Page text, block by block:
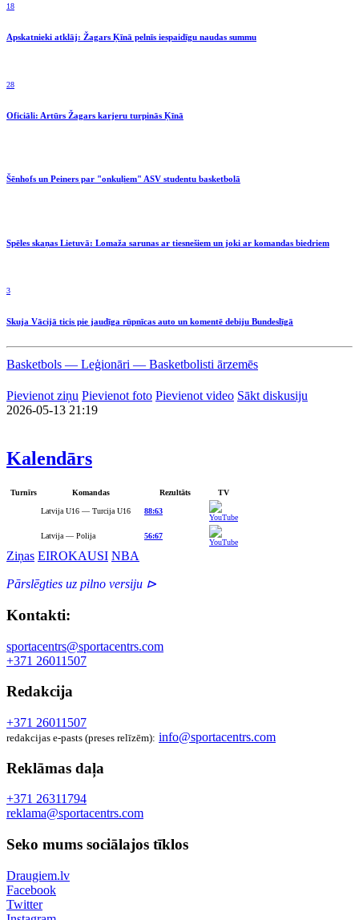
18
Apskatnieki atklāj: Žagars Ķīnā pelnīs iespaidīgu naudas summu
28
Oficiāli: Artūrs Žagars karjeru turpinās Ķīnā
Šēnhofs un Peiners par "onkuļiem" ASV studentu basketbolā
Spēles skaņas Lietuvā: Lomaža sarunas ar tiesnešiem un joki ar komandas biedriem
3
Skuja Vācijā ticis pie jaudīga rūpnīcas auto un komentē debiju Bundeslīgā
Basketbols — Leģionāri — Basketbolisti ārzemēs
Pievienot ziņu Pievienot foto Pievienot video Sākt diskusiju
2026-05-13 21:19
Kalendārs
Turnīrs Komandas Rezultāts TV
Latvija U16 — Turcija U16 88:63
Latvija — Polija 56:67
Ziņas EIROKAUSI NBA
Pārslēgties uz pilno versiju ⊳
Kontakti:
sportacentrs@sportacentrs.com
+371 26011507
Redakcija
+371 26011507
redakcijas e-pasts (preses relīzēm): info@sportacentrs.com
Reklāmas daļa
+371 26311794
reklama@sportacentrs.com
Seko mums sociālajos tīklos
Draugiem.lv
Facebook
Twitter